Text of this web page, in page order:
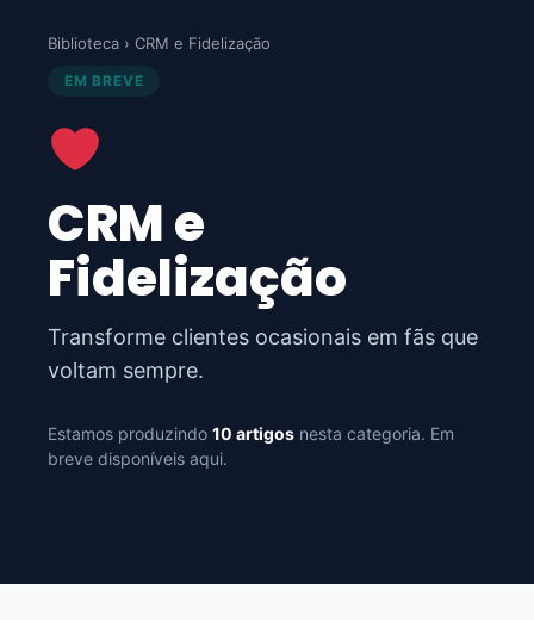
Biblioteca › CRM e Fidelização
EM BREVE
CRM e
Fidelização
Transforme clientes ocasionais em fãs que
voltam sempre.
Estamos produzindo 10 artigos nesta categoria. Em
breve disponíveis aqui.